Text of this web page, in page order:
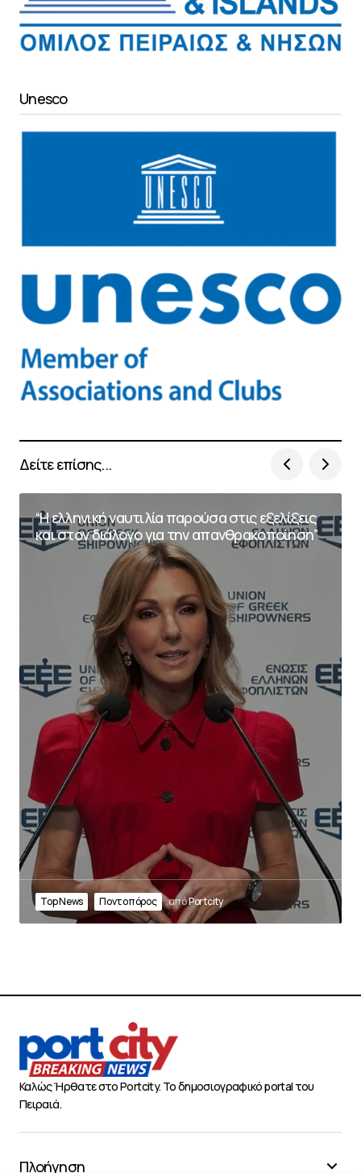
Unesco
Δείτε επίσης...
“Η ελληνική ναυτιλία παρούσα στις εξελίξεις
και στον διάλογο για την απανθρακοποίηση”
Top News Ποντοπόρος απόPortcity
Καλώς Ήρθατε στο Portcity. Το δημοσιογραφικό portal του
Πειραιά.
Πλοήγηση